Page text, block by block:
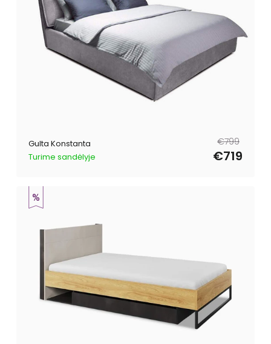
Gulta Konstanta
Turime sandėlyje
Parastā€799
Pārdošanas
€719